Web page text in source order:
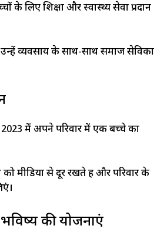
के लिए शिक्षा और स्वास्थ्य सेवा प्रदान
व्यवसाय के साथ-साथ समाज सेविका
में अपने परिवार में एक बच्चे का
मीडिया से दूर रखते हैं और परिवार के
की योजनाएं